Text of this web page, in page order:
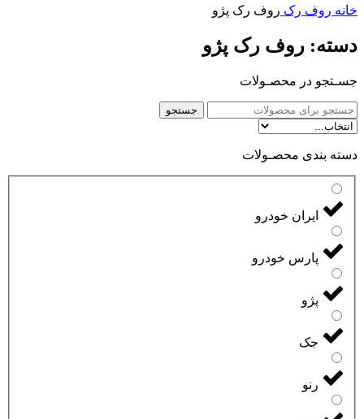
خانه روف رک روف رک پژو
دسته: روف رک پژو
جسـتجو در محصـولات
جستجو
دسته بندی محصـولات
ایران خودرو
پارس خودرو
پژو
جک
رنو